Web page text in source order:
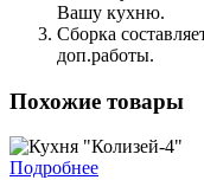
Вашу кухню.
Сборка
доп.работы.
Похожие товары
Подробнее